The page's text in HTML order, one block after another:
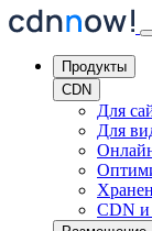
Продукты
CDN
Для
Для
CDN и